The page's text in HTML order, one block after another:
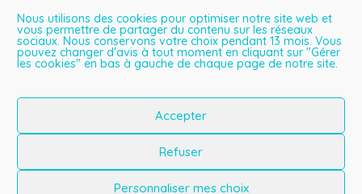
Nous utilisons des cookies pour optimiser notre site web et
vous permettre de partager du contenu sur les réseaux
sociaux. Nous conservons votre choix pendant 13 mois. Vous
pouvez changer d'avis à tout moment en cliquant sur "Gérer
les cookies" en bas à gauche de chaque page de notre site.
Accepter
Refuser
Personnaliser mes choix
Mes vidéos sur YouTube